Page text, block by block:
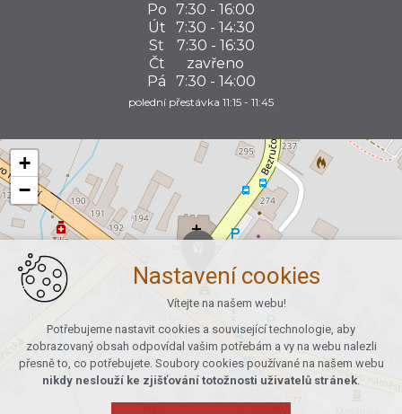
Po 7:30 - 16:00
Út
7:30 - 14:30
St
7:30 - 16:30
Čt
zavřeno
Pá
7:30 - 14:00
polední přestávka 11:15 - 11:45
+
−
Nastavení cookies
Vítejte na našem webu!
Potřebujeme nastavit cookies a související technologie, aby
zobrazovaný obsah odpovídal vašim potřebám a vy na webu nalezli
přesně to, co potřebujete. Soubory cookies používané na našem webu
nikdy neslouží ke zjišťování totožnosti uživatelů stránek.